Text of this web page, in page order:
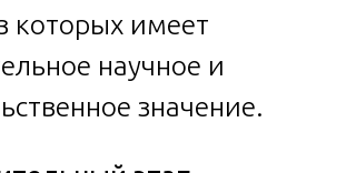
которых имеет
научное и
значение.